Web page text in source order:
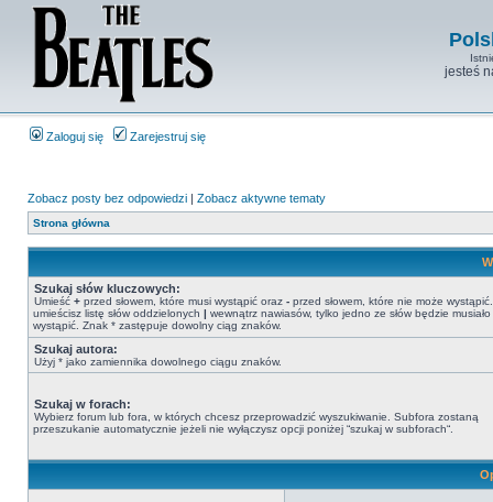
jesteś
Zaloguj się Zarejestruj się
Zobacz posty bez odpowiedzi | Zobacz aktywne tematy
Strona główna
Szukaj słów kluczowych:
Umieść + przed słowem, które musi wystąpić oraz - przed słowem, które nie może
umieścisz listę słów oddzielonych | wewnątrz nawiasów, tylko jedno ze słów będzie musiało
wystąpić. Znak * zastępuje dowolny ciąg znaków.
Szukaj autora:
Użyj * jako zamiennika dowolnego ciągu znaków.
Szukaj w forach:
Wybierz forum lub fora, w których chcesz przeprowadzić wyszukiwanie. Subfora zostaną
przeszukanie automatycznie jeżeli nie wyłączysz opcji poniżej “szukaj w subforach“.